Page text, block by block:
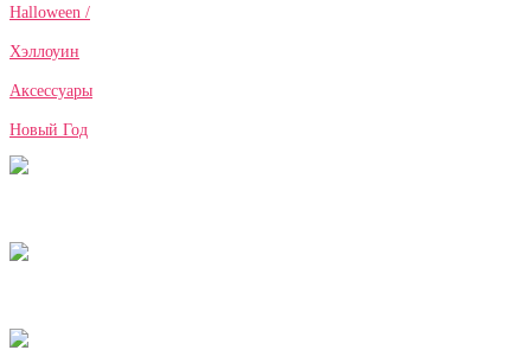
Halloween /
Хэллоуин
Аксессуары
Новый Год